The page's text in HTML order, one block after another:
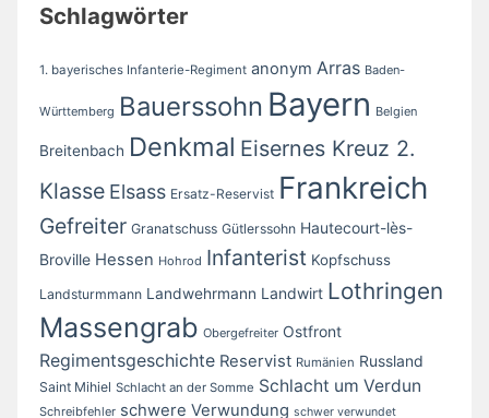
Schlagwörter
1. bayerisches Infanterie-Regiment anonym Arras Baden-
Württemberg Bauerssohn Bayern Belgien
Breitenbach Denkmal Eisernes Kreuz 2.
Klasse Elsass Ersatz-Reservist Frankreich
Gefreiter Granatschuss Gütlerssohn Hautecourt-lès-
Broville Hessen Hohrod Infanterist Kopfschuss
Landsturmmann Landwehrmann Landwirt Lothringen
Massengrab Obergefreiter Ostfront
Regimentsgeschichte Reservist Rumänien Russland
Saint Mihiel Schlacht an der Somme Schlacht um Verdun
Schreibfehler schwere Verwundung schwer verwundet